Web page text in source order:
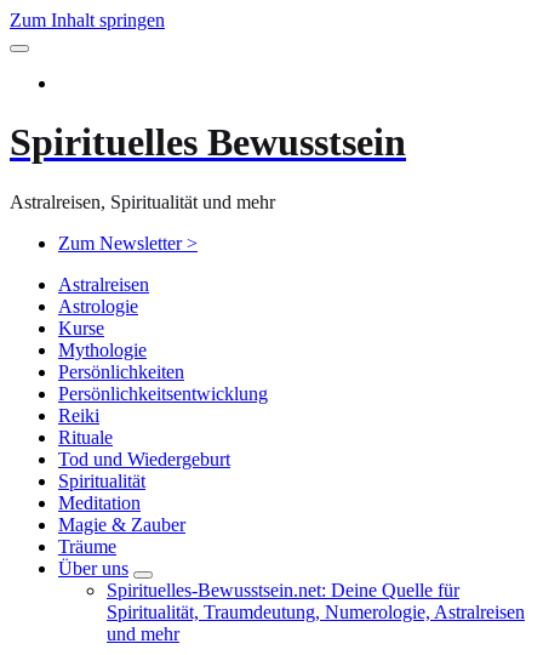
Zum Inhalt springen
Spirituelles Bewusstsein
Astralreisen, Spiritualität und mehr
Zum Newsletter >
Astralreisen
Astrologie
Kurse
Mythologie
Persönlichkeiten
Persönlichkeitsentwicklung
Reiki
Rituale
Tod und Wiedergeburt
Spiritualität
Meditation
Magie & Zauber
Träume
Über uns
Spirituelles-Bewusstsein.net: Deine Quelle für
Spiritualität, Traumdeutung, Numerologie, Astralreisen
und mehr